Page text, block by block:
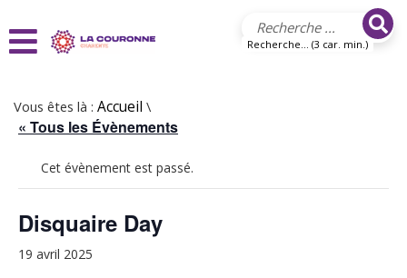
Recherche... (3 car. min.)
Vous êtes là : Accueil \
« Tous les Évènements
Cet évènement est passé.
Disquaire Day
19 avril 2025